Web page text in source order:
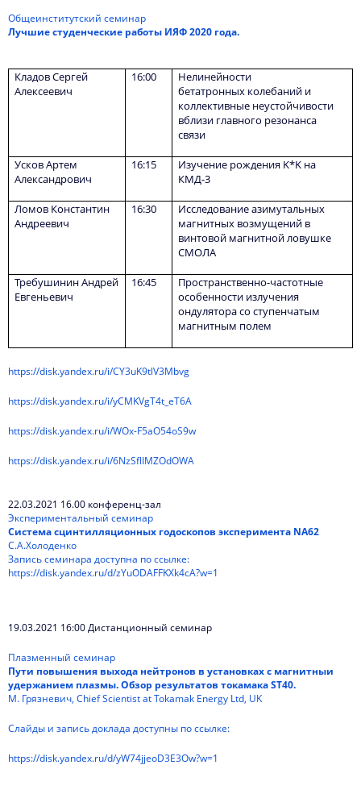
Общеинститутский семинар
Лучшие студенческие работы ИЯФ 2020 года.
Кладов Сергей
Алексеевич
16:00
Нелинейности
бетатронных колебаний и
коллективные неустойчивости
вблизи главного резонанса
связи
Усков Артем
Александрович
16:15
Изучение рождения K*K на
КМД-3
Ломов Константин
Андреевич
16:30
Исследование азимутальных
магнитных возмущений в
винтовой магнитной ловушке
СМОЛА
Требушинин Андрей
Евгеньевич
16:45
Пространственно-частотные
особенности излучения
ондулятора со ступенчатым
магнитным полем
https://disk.yandex.ru/i/CY3uK9tlV3Mbvg
https://disk.yandex.ru/i/yCMKVgT4t_eT6A
https://disk.yandex.ru/i/WOx-F5aO54oS9w
https://disk.yandex.ru/i/6NzSflIMZOdOWA
22.03.2021 16.00 конференц-зал
Экспериментальный семинар
Система сцинтилляционных годоскопов эксперимента NA62
С.А.Холоденко
Запись семинара доступна по ссылке:
https://disk.yandex.ru/d/zYuODAFFKXk4cA?w=1
19.03.2021 16:00 Дистанционный семинар
Плазменный семинар
Пути повышения выхода нейтронов в установках с магнитныи
удержанием плазмы. Обзор результатов токамака ST40.
М. Грязневич, Chief Scientist at Tokamak Energy Ltd, UK
Слайды и запись доклада доступны по ссылке:
https://disk.yandex.ru/d/yW74jjeoD3E3Ow?w=1